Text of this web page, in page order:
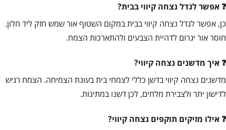
אפשר לגדל נצחה קיווי בבית?
כן, אפשר לגדל נצחה קיווי בבית במקום השטוף אור שמש חזק ליד חלון.
חוסר אור יגרום לדהיית הצבעים ולהתארכות הצמח.
איך מדשנים נצחה קיווי?
מדשנים נצחה קיווי בדשן כללי לצמחי בית בעונת הצמיחה. הצמח רגיש
לדישון יתר ולצבירת מלחים, לכן דשנו במתינות.
אילו מזיקים תוקפים נצחה קיווי?